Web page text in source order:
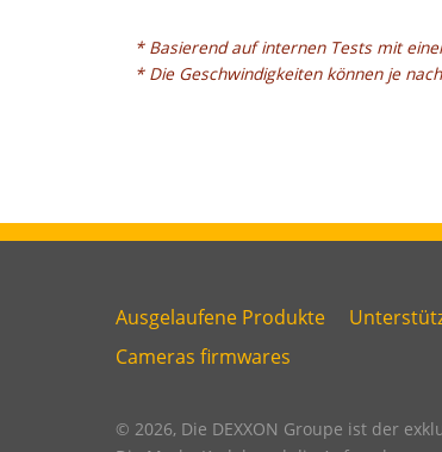
* Basierend auf internen Tests mit
* Die Geschwindigkeiten können je
Link
footer
Ausgelaufene Produkte
Link
six
Cameras firmwares
Link
footer
© 2026, Die DEXXON Groupe ist der